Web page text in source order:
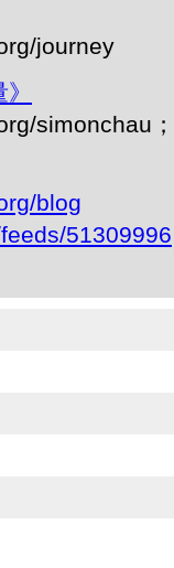
journey
simonchau
blog
51309996